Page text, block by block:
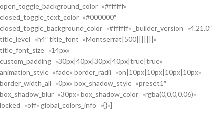
open_toggle_background_color=»#ffffff»
closed_toggle_text_color=»#000000″
closed_toggle_background_color=»#ffffff» _builder_version=»4.21.0″
title_level=»h4″ title_font=»Montserrat|500|||||||»
title_font_size=»14px»
custom_padding=»30px|40px|30px|40px|true|true»
animation_style=»fade» border_radii=»on|10px|10px|10px|10px»
border_width_all=»0px» box_shadow_style=»preset1″
box_shadow_blur=»30px» box_shadow_color=»rgba(0,0,0,0.06)»
locked=»off» global_colors_info=»{}»]